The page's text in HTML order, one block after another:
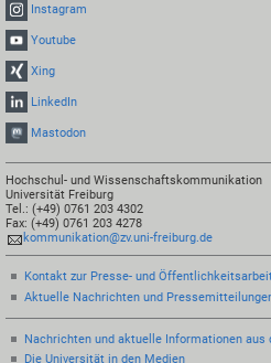
Instagram
Youtube
Xing
LinkedIn
Mastodon
Hochschul- und Wissenschaftskommunikation
Universität Freiburg
Tel.: (+49) 0761 203 4302
Fax: (+49) 0761 203 4278
kommunikation@zv.uni-freiburg.de
Kontakt zur Presse- und
Aktuelle Nachrichten und
Nachrichten und aktuelle Informationen aus
Die Universität in den Medien